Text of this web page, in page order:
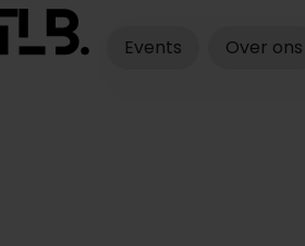
Events Over ons